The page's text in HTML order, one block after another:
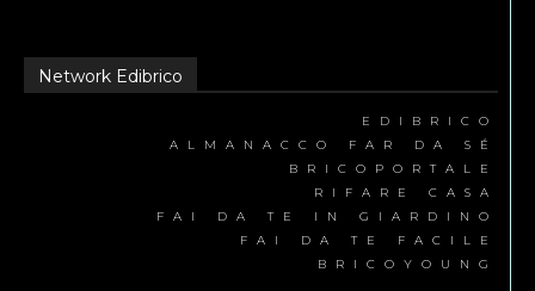
Network Edibrico
EDIBRICO
ALMANACCO FAR DA SÉ
BRICOPORTALE
RIFARE CASA
FAI DA TE IN GIARDINO
FAI DA TE FACILE
BRICOYOUNG